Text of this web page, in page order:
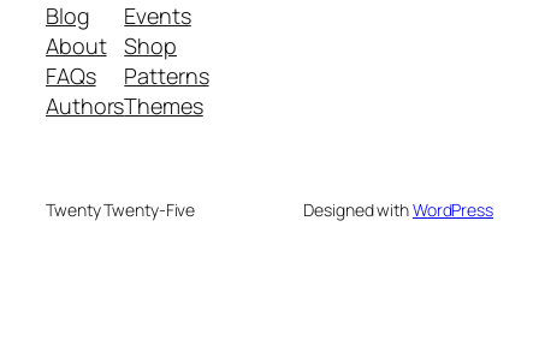
Blog
About
FAQs
Authors
Events
Shop
Patterns
Themes
Twenty Twenty-Five Designed withWordPress